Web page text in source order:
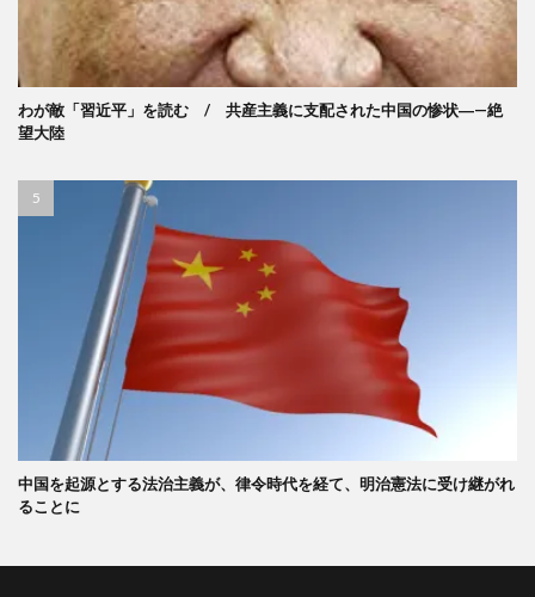
わが敵「習近平」を読む / 共産主義に支配された中国の惨状―—絶
望大陸
中国を起源とする法治主義が、律令時代を経て、明治憲法に受け継がれ
ることに